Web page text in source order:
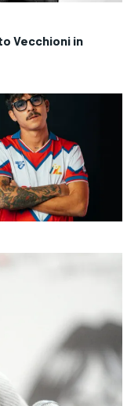
Vecchioni in